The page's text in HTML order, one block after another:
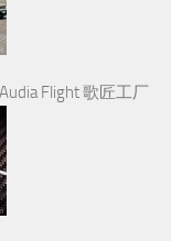
Flight 歌匠工厂